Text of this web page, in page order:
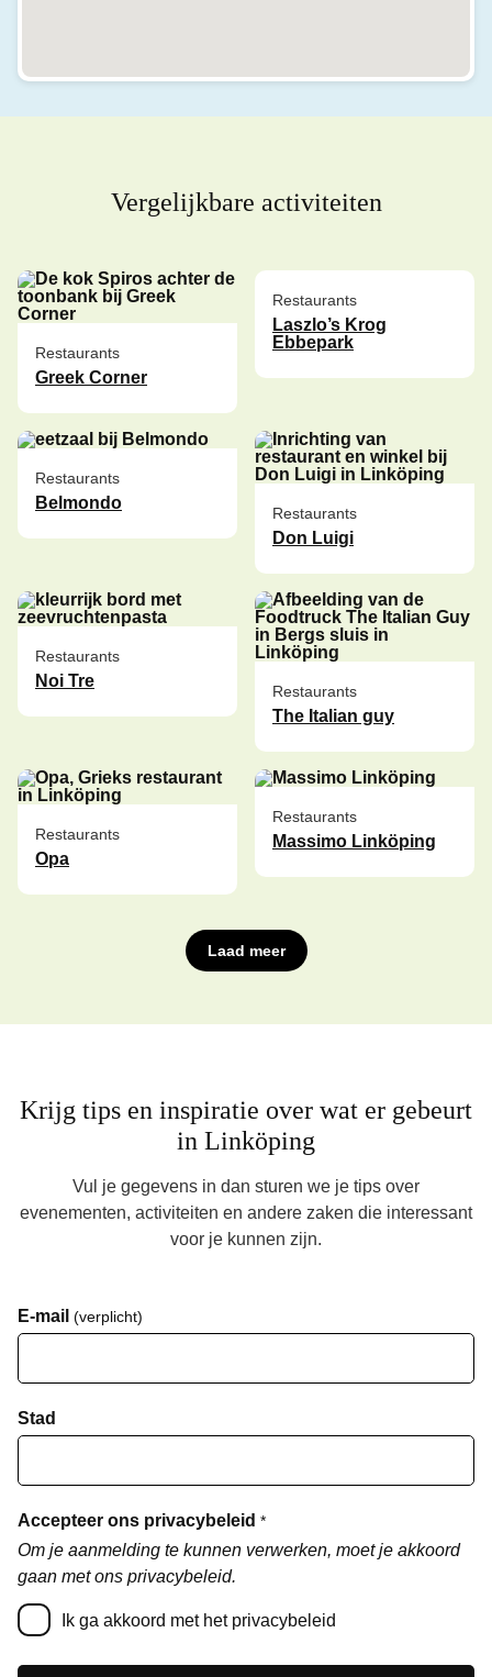
Vergelijkbare activiteiten
Restaurants
Greek Corner
Restaurants
Laszlo’s Krog
Ebbepark
Restaurants
Belmondo
Restaurants
Don Luigi
Restaurants
Noi Tre
Restaurants
The Italian guy
Restaurants
Opa
Restaurants
Massimo Linköping
Laad meer
Krijg tips en inspiratie over wat er gebeurt
in Linköping
Vul je gegevens in dan sturen we je tips over
evenementen, activiteiten en andere zaken die interessant
voor je kunnen zijn.
E-mail (verplicht)
Stad
Accepteer ons privacybeleid *
Om je aanmelding te kunnen verwerken, moet je akkoord
gaan met ons privacybeleid.
Ik ga akkoord met het privacybeleid